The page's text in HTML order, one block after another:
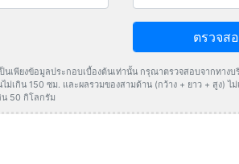
ตรวจส
นเพียงข้อมูลประกอบเบื้องต้นเท่านั้น กรุณาตรวจสอบจากทาง
ม่เกิน 150 ซม. และผลรวมของสามด้าน (กว้าง + ยาว + สูง) ไ
50 กิโลกรัม